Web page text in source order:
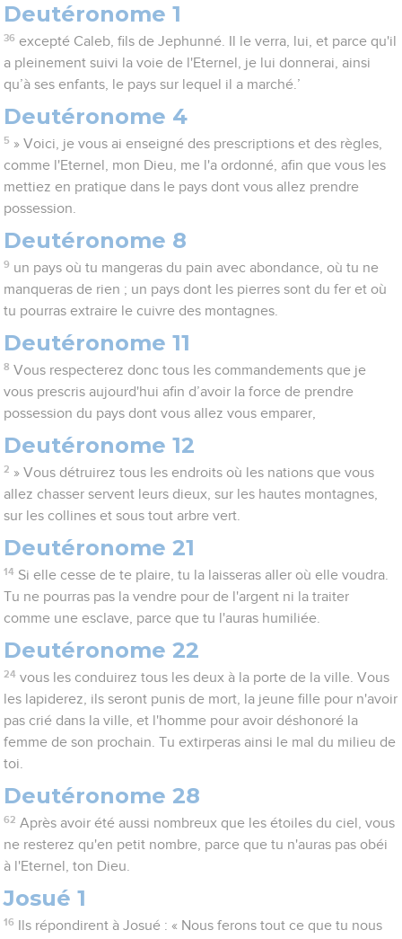
Deutéronome 1
36 excepté Caleb, fils de Jephunné. Il le verra, lui, et parce qu'il
a pleinement suivi la voie de l'Eternel, je lui donnerai, ainsi
qu’à ses enfants, le pays sur lequel il a marché.’
Deutéronome 4
5 » Voici, je vous ai enseigné des prescriptions et des règles,
comme l'Eternel, mon Dieu, me l'a ordonné, afin que vous les
mettiez en pratique dans le pays dont vous allez prendre
possession.
Deutéronome 8
9 un pays où tu mangeras du pain avec abondance, où tu ne
manqueras de rien ; un pays dont les pierres sont du fer et où
tu pourras extraire le cuivre des montagnes.
Deutéronome 11
8 Vous respecterez donc tous les commandements que je
vous prescris aujourd'hui afin d’avoir la force de prendre
possession du pays dont vous allez vous emparer,
Deutéronome 12
2 » Vous détruirez tous les endroits où les nations que vous
allez chasser servent leurs dieux, sur les hautes montagnes,
sur les collines et sous tout arbre vert.
Deutéronome 21
14 Si elle cesse de te plaire, tu la laisseras aller où elle voudra.
Tu ne pourras pas la vendre pour de l'argent ni la traiter
comme une esclave, parce que tu l'auras humiliée.
Deutéronome 22
24 vous les conduirez tous les deux à la porte de la ville. Vous
les lapiderez, ils seront punis de mort, la jeune fille pour n'avoir
pas crié dans la ville, et l'homme pour avoir déshonoré la
femme de son prochain. Tu extirperas ainsi le mal du milieu de
toi.
Deutéronome 28
62 Après avoir été aussi nombreux que les étoiles du ciel, vous
ne resterez qu'en petit nombre, parce que tu n'auras pas obéi
à l'Eternel, ton Dieu.
Josué 1
16
Ils répondirent à Josué : « Nous ferons tout ce que tu nous